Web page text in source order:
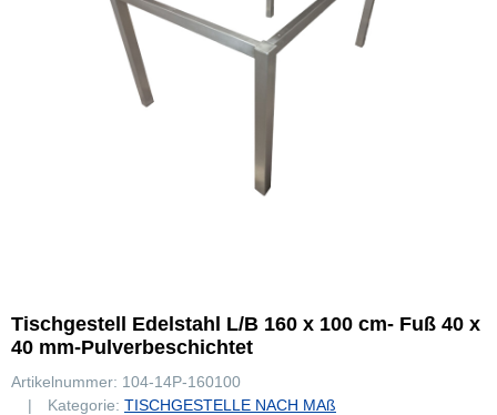
Tischgestell Edelstahl L/B 160 x 100 cm- Fuß 40 x
40 mm-Pulverbeschichtet
Artikelnummer: 104-14P-160100
Kategorie: TISCHGESTELLE NACH MAß